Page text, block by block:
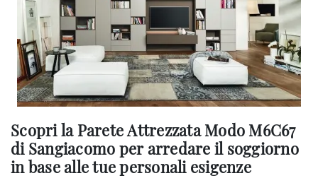
Scopri la Parete Attrezzata Modo M6C67
di Sangiacomo per arredare il soggiorno
in base alle tue personali esigenze